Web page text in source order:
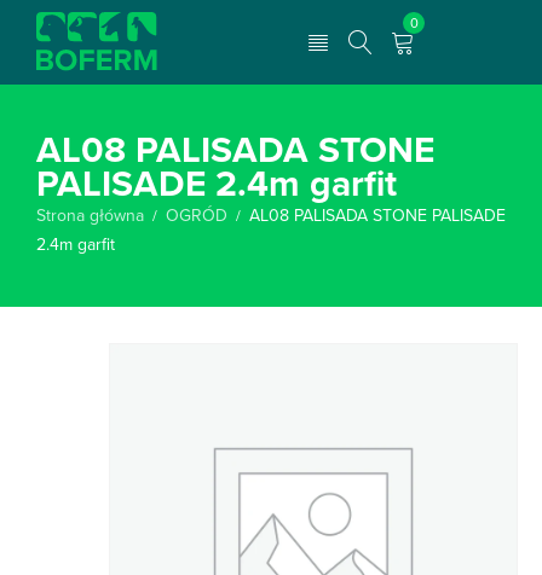
0
AL08 PALISADA STONE
PALISADE 2.4m garfit
Strona główna / OGRÓD / AL08 PALISADA STONE PALISADE
2.4m garfit